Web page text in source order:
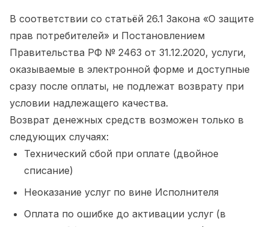
В соответствии со статьёй 26.1 Закона «О защите
прав потребителей» и Постановлением
Правительства РФ № 2463 от 31.12.2020, услуги,
оказываемые в электронной форме и доступные
сразу после оплаты, не подлежат возврату при
условии надлежащего качества.
Возврат денежных средств возможен только в
следующих случаях:
Технический сбой при оплате (двойное
списание)
Неоказание услуг по вине Исполнителя
Оплата по ошибке до активации услуг (в